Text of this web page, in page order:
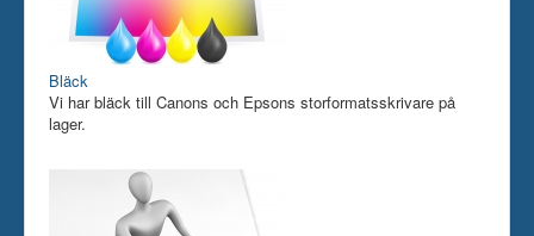
Bläck
Vi har bläck till Canons och Epsons storformatsskrivare på
lager.